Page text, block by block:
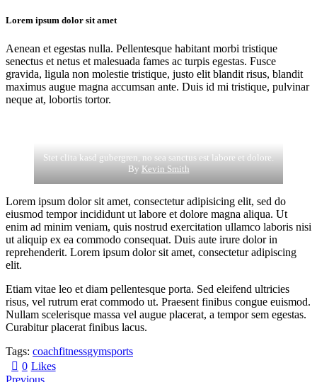
Lorem ipsum dolor sit amet
Aenean et egestas nulla. Pellentesque habitant morbi tristique
senectus et netus et malesuada fames ac turpis egestas. Fusce
gravida, ligula non molestie tristique, justo elit blandit risus, blandit
maximus augue magna accumsan ante. Duis id mi tristique, pulvinar
neque at, lobortis tortor.
Stet clita kasd gubergren, no sea sanctus est labore et dolore.
By Kevin Smith
Lorem ipsum dolor sit amet, consectetur adipisicing elit, sed do
eiusmod tempor incididunt ut labore et dolore magna aliqua. Ut
enim ad minim veniam, quis nostrud exercitation ullamco laboris nisi
ut aliquip ex ea commodo consequat. Duis aute irure dolor in
reprehenderit. Lorem ipsum dolor sit amet, consectetur adipiscing
elit.
Etiam vitae leo et diam pellentesque porta. Sed eleifend ultricies
risus, vel rutrum erat commodo ut. Praesent finibus congue euismod.
Nullam scelerisque massa vel augue placerat, a tempor sem egestas.
Curabitur placerat finibus lacus.
Tags: coachfitnessgymsports
0 Likes
Previous